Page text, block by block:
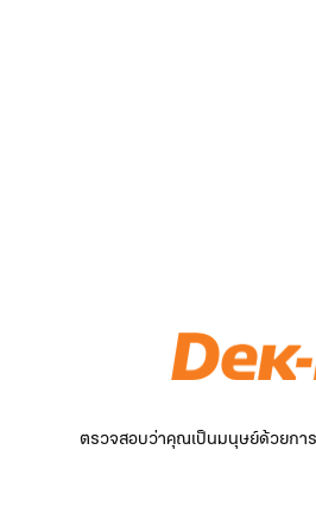
ตรวจสอบว่าคุณเป็นมนุษย์ด้วยการ